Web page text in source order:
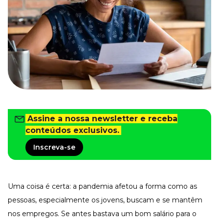
Tudo para facilitar a rotina
Imprensa
VR na Imprensa
Cursos
Cursos
Departamento Pessoal
Para simplificar os processos
Gestão de Empresas e Negócios
Eleve os resultados da organização
Recursos Humanos
Fortaleça a cultura organizacional
Treinamento de Produto
Assine a nossa newsletter e receba
conteúdos exclusivos.
Inscreva-se
Uma coisa é certa: a pandemia afetou a forma como as
pessoas, especialmente os jovens, buscam e se mantêm
nos empregos. Se antes bastava um bom salário para o